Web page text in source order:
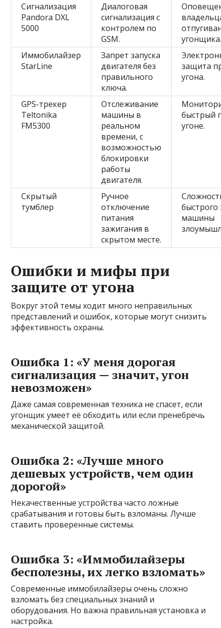
Сигнализация
Pandora DXL
5000
Диалоговая
сигнализация с
контролем по
GSM.
Иммобилайзер
StarLine
Запрет запуска
двигателя без
правильного
ключа.
защита
угона.
GPS-трекер
Teltonika
FM5300
Отслеживание
машины в
реальном
времени, с
возможностью
блокировки
работы
двигателя.
быстрый
угоне.
Скрытый
тумблер
Ручное
отключение
питания
зажигания в
скрытом месте.
быстрого
машины
Ошибки и мифы при
защите от угона
Вокруг этой темы ходит много неправильных
представлений и ошибок, которые могут снизить
эффективность охраны.
Ошибка 1: «У меня дорогая
сигнализация — значит, угон
невозможен»
Даже самая современная техника не спасет, если
угонщик умеет её обходить или если пренебречь
механической защитой.
Ошибка 2: «Лучше много
дешевых устройств, чем один
дорогой»
Некачественные устройства часто ложные
срабатывания и готовы быть взломаны. Лучше
ставить проверенные системы.
Ошибка 3: «Иммобилайзеры
бесполезны, их легко взломать»
Современные иммобилайзеры очень сложно
взломать без специальных знаний и
оборудования. Но важна правильная установка и
настройка.